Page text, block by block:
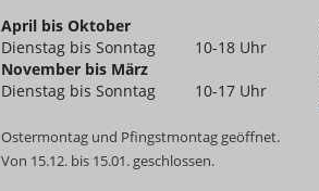
April bis Oktober
Dienstag bis Sonntag
10-18 Uhr
November bis März
Dienstag bis Sonntag
10-17 Uhr
Ostermontag und Pfingstmontag geöffnet.
Von 15.12. bis 15.01. geschlossen.